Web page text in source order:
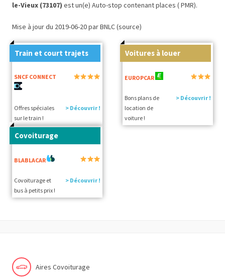
le-Vieux (73107) est un(e) Auto-stop contenant places ( PMR).
Mise à jour du 2019-06-20 par BNLC (source)
Train et court trajets
SNCF CONNECT
Offres spéciales
sur le train !
> Découvrir !
Voitures à louer
EUROPCAR
Bons plans de
location de
voiture !
> Découvrir !
Covoiturage
BLABLACAR
Covoiturage et
bus à petits prix !
> Découvrir !
Aires Covoiturage